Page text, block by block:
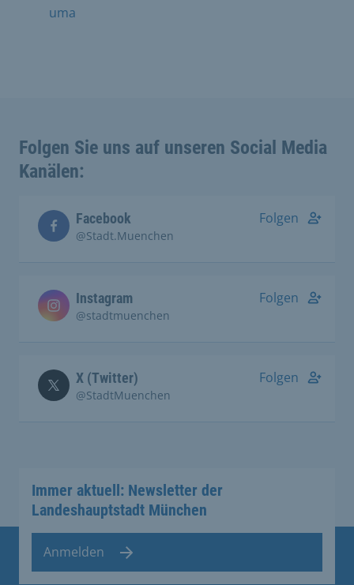
uma
Folgen Sie uns auf unseren Social Media
Kanälen:
Facebook
@Stadt.Muenchen
Folgen
Instagram
@stadtmuenchen
Folgen
X (Twitter)
@StadtMuenchen
Folgen
Immer aktuell: Newsletter der
Landeshauptstadt München
Anmelden